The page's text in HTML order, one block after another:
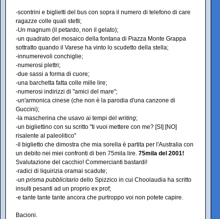
-scontrini e biglietti del bus con sopra il numero di telefono di care
ragazze colle quali stetti;
-Un magnum (il petardo, non il gelato);
-un quadrato del mosaico della fontana di Piazza Monte Grappa
sottratto quando il Varese ha vinto lo scudetto della stella;
-innumerevoli conchiglie;
-numerosi plettri;
-due sassi a forma di cuore;
-una barchetta fatta colle mille lire;
-numerosi indirizzi di "amici del mare";
-un'armonica cinese (che non è la parodia d'una canzone di
Guccini);
-la mascherina che usavo ai tempi del writing;
-un bigliettino con su scritto "ti vuoi mettere con me? [SI] [NO]
risalente al paleolitico"
-il biglietto che dimostra che mia sorella è partita per l'Australia con
un debito nei miei confronti di ben 75mila lire. 75mila del 2001!
Svalutazione del cacchio! Commercianti bastardi!
-radici di liquirizia oramai scadute;
-un prisma pubblicitario dello Spizzico in cui Choolaudia ha scritto
insulti pesanti ad un proprio ex prof;
-e tante tante tante ancora che purtroppo voi non potete capire.
Bacioni.